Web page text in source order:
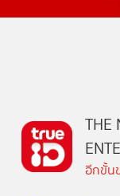
THE
อีกขั้น